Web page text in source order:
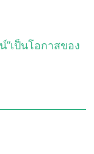
เป็นโอกาสของ